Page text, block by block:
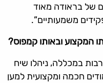
של בראודה מאוד
משמעותיים”.
המקצוע ובאותו קמפוס?
במכללה, ניהלו שיח
חכמה ומקצועית למען